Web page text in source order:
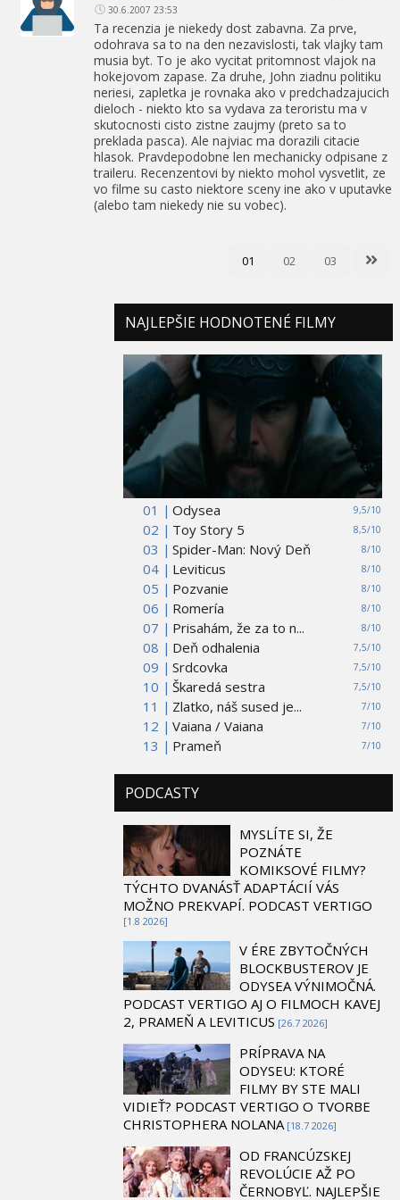
30.6.2007 23:53
Ta recenzia je niekedy dost zabavna. Za prve,
odohrava sa to na den nezavislosti, tak vlajky tam
musia byt. To je ako vycitat pritomnost vlajok na
hokejovom zapase. Za druhe, John ziadnu politiku
neriesi, zapletka je rovnaka ako v predchadzajucich
dieloch - niekto kto sa vydava za teroristu ma v
skutocnosti cisto zistne zaujmy (preto sa to
preklada pasca). Ale najviac ma dorazili citacie
hlasok. Pravdepodobne len mechanicky odpisane z
traileru. Recenzentovi by niekto mohol vysvetlit, ze
vo filme su casto niektore sceny ine ako v uputavke
(alebo tam niekedy nie su vobec).
01 02 03
NAJLEPŠIE HODNOTENÉ FILMY
01 | 9,5/10
Odysea
02 |
8,5/10
Toy Story 5
03 |
8/10
Spider-Man: Nový Deň
04 |
8/10
Leviticus
05 |
8/10
Pozvanie
06 |
8/10
Romería
07 |
8/10
Prisahám, že za to n...
08 |
7,5/10
Deň odhalenia
09 |
7,5/10
Srdcovka
10 |
7,5/10
Škaredá sestra
11 |
7/10
Zlatko, náš sused je...
12 |
7/10
Vaiana / Vaiana
13 |
7/10
Prameň
PODCASTY
MYSLÍTE SI, ŽE
POZNÁTE
KOMIKSOVÉ FILMY?
TÝCHTO DVANÁSŤ ADAPTÁCIÍ VÁS
MOŽNO PREKVAPÍ. PODCAST VERTIGO
[1.8 2026]
V ÉRE ZBYTOČNÝCH
BLOCKBUSTEROV JE
ODYSEA VÝNIMOČNÁ.
PODCAST VERTIGO AJ O FILMOCH KAVEJ
2, PRAMEŇ A LEVITICUS [26.7 2026]
PRÍPRAVA NA
ODYSEU: KTORÉ
FILMY BY STE MALI
VIDIEŤ? PODCAST VERTIGO O TVORBE
CHRISTOPHERA NOLANA [18.7 2026]
OD FRANCÚZSKEJ
REVOLÚCIE AŽ PO
ČERNOBYĽ. NAJLEPŠIE